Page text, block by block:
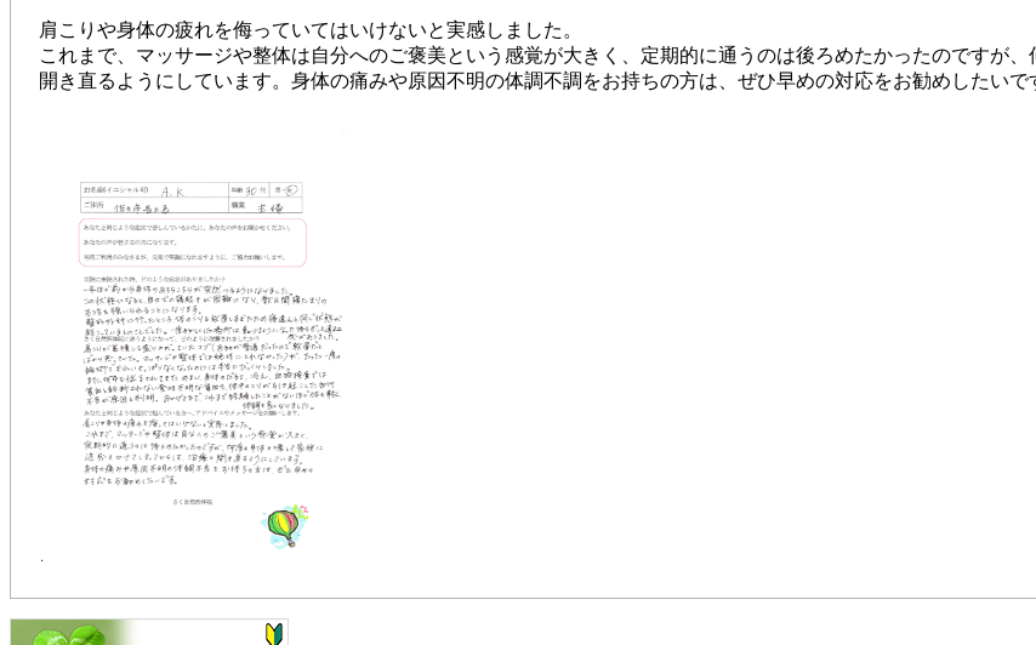
肩こりや身体の疲れを侮っていてはいけないと実感しました。
これまで、マッサージや整体は自分へのご褒美という感覚が大きく、定期的に通うのは後ろめたかったのですが
開き直るようにしています。身体の痛みや原因不明の体調不調をお持ちの方は、ぜひ早めの対応をお勧めしたいで